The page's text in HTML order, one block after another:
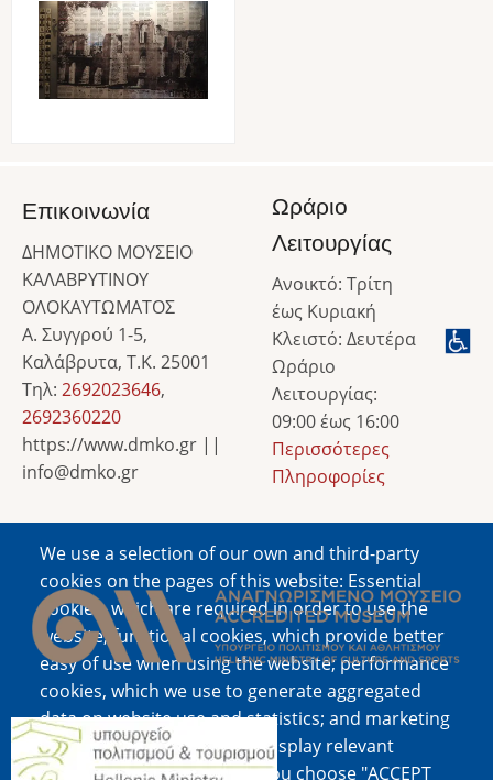
Image
We use a selection of our own and third-party
cookies on the pages of this website: Essential
cookies, which are required in order to use the
website; functional cookies, which provide better
easy of use when using the website; performance
cookies, which we use to generate aggregated
data on website use and statistics; and marketing
cookies, which are used to display relevant
content and advertising. If you choose "ACCEPT
Επικοινωνία
ΔΗΜΟΤΙΚΟ ΜΟΥΣΕΙΟ
ΚΑΛΑΒΡΥΤΙΝΟΥ
ΟΛΟΚΑΥΤΩΜΑΤΟΣ
Α. Συγγρού 1-5,
Καλάβρυτα, Τ.Κ. 25001
Τηλ: 2692023646,
2692360220
https://www.dmko.gr ||
info@dmko.gr
Ωράριο
Λειτουργίας
Ανοικτό: Τρίτη
έως Κυριακή
Κλειστό: Δευτέρα
Ωράριο
Λειτουργίας:
09:00 έως 16:00
Περισσότερες
Πληροφορίες
Image
Image